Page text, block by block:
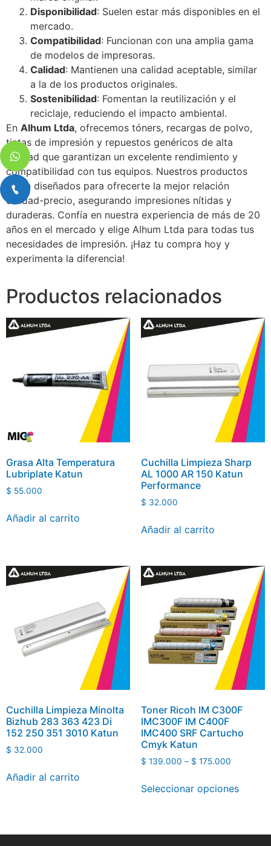
Disponibilidad: Suelen estar más disponibles en el
mercado.
Compatibilidad: Funcionan con una amplia gama
de modelos de impresoras.
Calidad: Mantienen una calidad aceptable, similar
a la de los productos originales.
Sostenibilidad: Fomentan la reutilización y el
reciclaje, reduciendo el impacto ambiental.
En Alhum Ltda, ofrecemos tóners, recargas de polvo,
tintas de impresión y repuestos genéricos de alta
calidad que garantizan un excelente rendimiento y
compatibilidad con tus equipos. Nuestros productos
están diseñados para ofrecerte la mejor relación
calidad-precio, asegurando impresiones nítidas y
duraderas. Confía en nuestra experiencia de más de 20
años en el mercado y elige Alhum Ltda para todas tus
necesidades de impresión. ¡Haz tu compra hoy y
experimenta la diferencia!
Productos relacionados
Grasa Alta Temperatura
Lubriplate Katun
$ 55.000
Añadir al carrito
Cuchilla Limpieza Sharp
AL 1000 AR 150 Katun
Performance
$ 32.000
Añadir al carrito
Cuchilla Limpieza Minolta
Bizhub 283 363 423 Di
152 250 351 3010 Katun
$ 32.000
Añadir al carrito
Toner Ricoh IM C300F
IMC300F IM C400F
IMC400 SRF Cartucho
Cmyk Katun
$ 139.000 – $ 175.000
Seleccionar opciones